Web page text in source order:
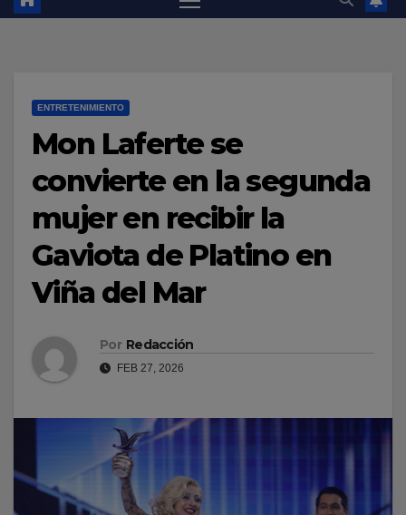
ENTRETENIMIENTO
Mon Laferte se
convierte en la segunda
mujer en recibir la
Gaviota de Platino en
Viña del Mar
Por Redacción
FEB 27, 2026